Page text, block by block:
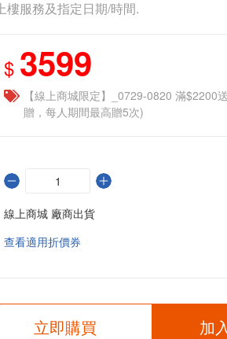
樓服務及指定日期/時間.
$ 3599
【線上商城限定】_0729-0820 滿$2200
贈，每人期間最高贈5次)
線上商城 廠商出貨
查看適用折價券
立即購買 加